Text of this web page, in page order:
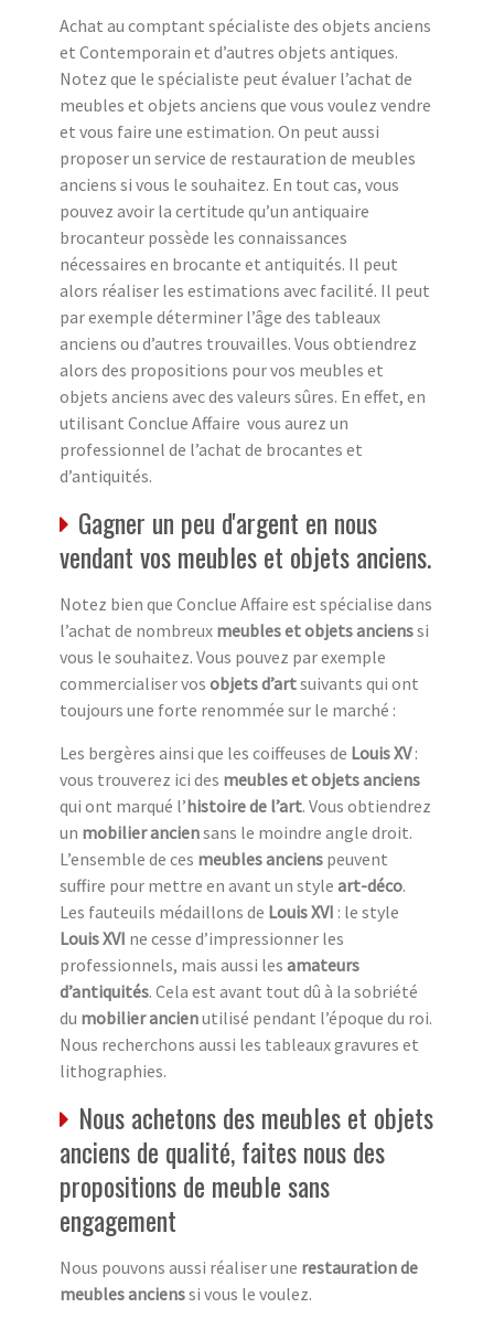
Achat au comptant spécialiste des objets anciens
et Contemporain et d’autres objets antiques.
Notez que le spécialiste peut évaluer l’achat de
meubles et objets anciens que vous voulez vendre
et vous faire une estimation. On peut aussi
proposer un service de restauration de meubles
anciens si vous le souhaitez. En tout cas, vous
pouvez avoir la certitude qu’un antiquaire
brocanteur possède les connaissances
nécessaires en brocante et antiquités. Il peut
alors réaliser les estimations avec facilité. Il peut
par exemple déterminer l’âge des tableaux
anciens ou d’autres trouvailles. Vous obtiendrez
alors des propositions pour vos meubles et
objets anciens avec des valeurs sûres. En effet, en
utilisant Conclue Affaire vous aurez un
professionnel de l’achat de brocantes et
d’antiquités.
Gagner un peu d'argent en nous
vendant vos meubles et objets anciens.
Notez bien que Conclue Affaire est spécialise dans
l’achat de nombreux meubles et objets ancienssi
vous le souhaitez. Vous pouvez par exemple
commercialiser vos objets d’artsuivants qui ont
toujours une forte renommée sur le marché :
Les bergères ainsi que les coiffeuses de Louis XV:
vous trouverez ici des meubles et objets anciens
qui ont marqué l’histoire de l’art. Vous obtiendrez
un mobilier anciensans le moindre angle droit.
L’ensemble de ces meubles anciens peuvent
suffire pour mettre en avant un style art-déco.
Les fauteuils médaillons de Louis XVI : le style
Louis XVI ne cesse d’impressionner les
professionnels, mais aussi les amateurs
d’antiquités. Cela est avant tout dû à la sobriété
du mobilier ancienutilisé pendant l’époque du roi.
Nous recherchons aussi les tableaux gravures et
lithographies.
Nous achetons des meubles et objets
anciens de qualité, faites nous des
propositions de meuble sans
engagement
Nous pouvons aussi réaliser une restauration de
meubles ancienssi vous le voulez.